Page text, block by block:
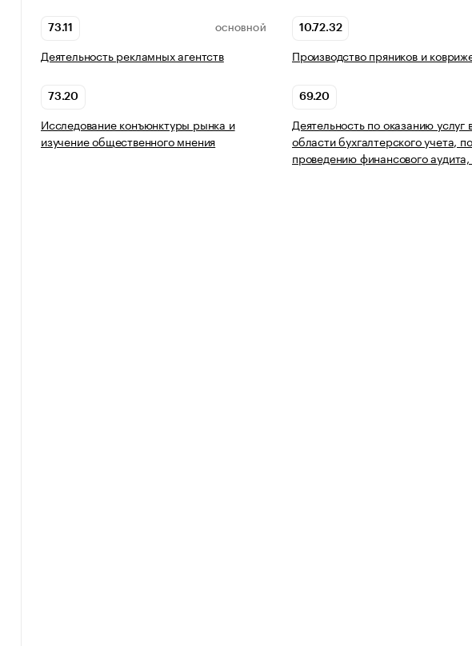
73.11 ОСНОВНОЙ
Деятельность рекламных агентств
10.72.32
Производство пряников и
73.20
Исследование конъюнктуры рынка и
изучение общественного мнения
69.20
Деятельность по оказанию услуг
области бухгалтерского учета, по
проведению финансового